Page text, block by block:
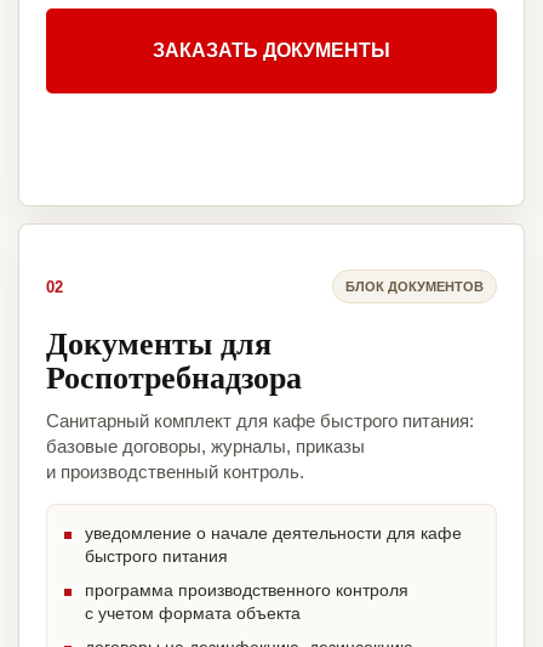
ЗАКАЗАТЬ ДОКУМЕНТЫ
02 БЛОК ДОКУМЕНТОВ
Документы для
Роспотребнадзора
Санитарный комплект для кафе быстрого питания:
базовые договоры, журналы, приказы
и производственный контроль.
уведомление о начале деятельности для кафе
быстрого питания
программа производственного контроля
с учетом формата объекта